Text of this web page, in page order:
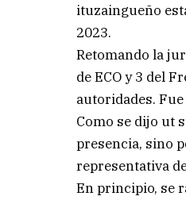
ituzaingueño
2023.
Retomando la
de ECO y 3 del
autoridades.
Como se dijo ut
presencia, sino
representativa
En principio, se